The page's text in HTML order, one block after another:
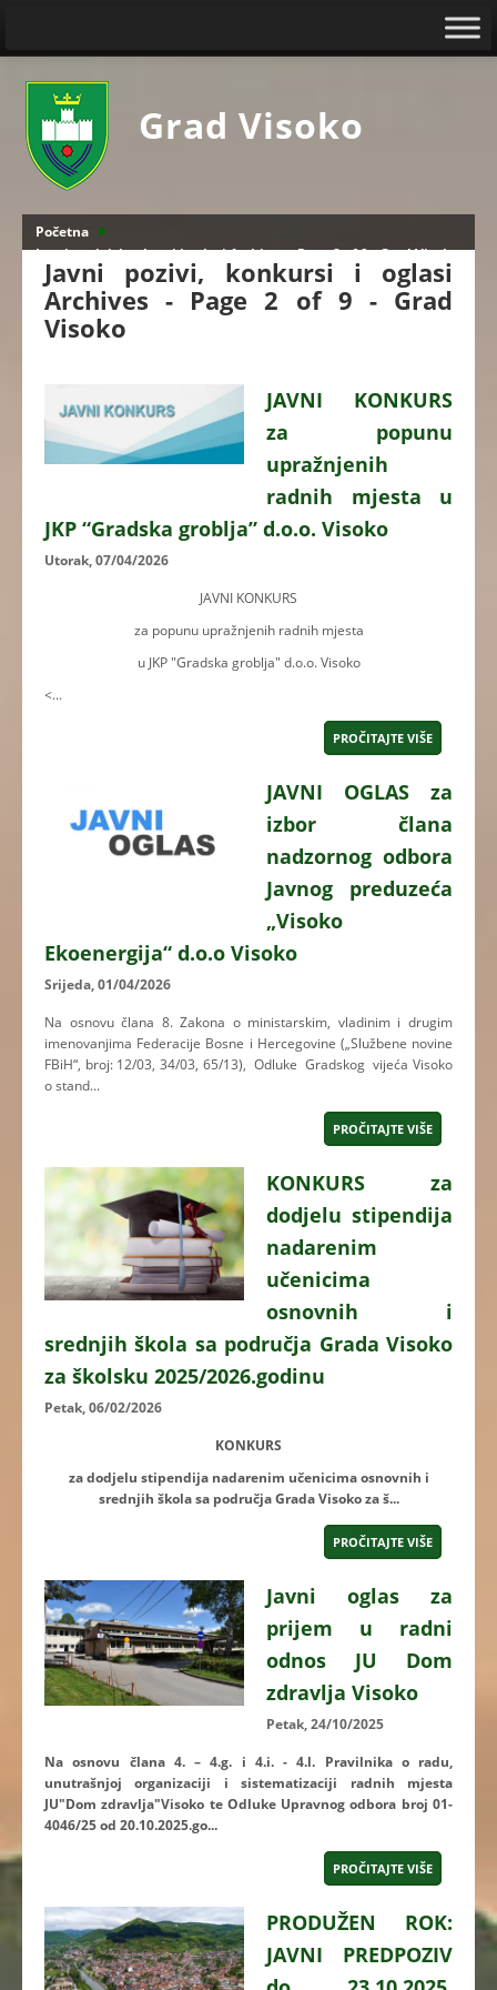
Grad Visoko
Početna
Javni pozivi, konkursi i oglasi Archives - Page 2 of 9 - Grad Visoko
Javni pozivi, konkursi i oglasi
Archives - Page 2 of 9 - Grad
Visoko
JAVNI KONKURS
za popunu
upražnjenih
radnih mjesta u
JKP “Gradska groblja” d.o.o. Visoko
Utorak, 07/04/2026
JAVNI KONKURS
za popunu upražnjenih radnih mjesta
u JKP "Gradska groblja" d.o.o. Visoko
<...
PROČITAJTE VIŠE
JAVNI OGLAS za
izbor člana
nadzornog odbora
Javnog preduzeća
„Visoko
Ekoenergija“ d.o.o Visoko
Srijeda, 01/04/2026
Na osnovu člana 8. Zakona o ministarskim, vladinim i drugim
imenovanjima Federacije Bosne i Hercegovine („Službene novine
FBiH“, broj: 12/03, 34/03, 65/13), Odluke Gradskog vijeća Visoko
o stand...
PROČITAJTE VIŠE
KONKURS za
dodjelu stipendija
nadarenim
učenicima
osnovnih i
srednjih škola sa područja Grada Visoko
za školsku 2025/2026.godinu
Petak, 06/02/2026
KONKURS
za dodjelu stipendija nadarenim učenicima osnovnih i
srednjih škola sa područja Grada Visoko za š...
PROČITAJTE VIŠE
Javni oglas za
prijem u radni
odnos JU Dom
zdravlja Visoko
Petak, 24/10/2025
Na osnovu člana 4. – 4.g. i 4.i. - 4.l. Pravilnika o radu,
unutrašnjoj organizaciji i sistematizaciji radnih mjesta
JU"Dom zdravlja"Visoko te Odluke Upravnog odbora broj 01-
4046/25 od 20.10.2025.go...
PROČITAJTE VIŠE
PRODUŽEN ROK:
JAVNI PREDPOZIV